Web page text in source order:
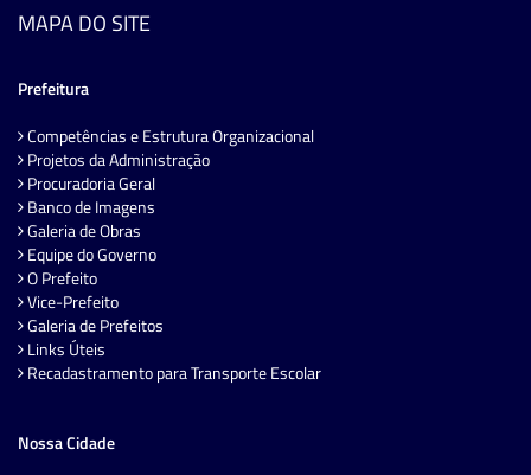
MAPA DO SITE
Prefeitura
Competências e Estrutura Organizacional
Projetos da Administração
Procuradoria Geral
Banco de Imagens
Galeria de Obras
Equipe do Governo
O Prefeito
Vice-Prefeito
Galeria de Prefeitos
Links Úteis
Recadastramento para Transporte Escolar
Nossa Cidade